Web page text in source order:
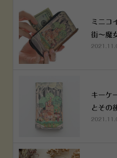
ミニコ
街～魔
キーケ
とその